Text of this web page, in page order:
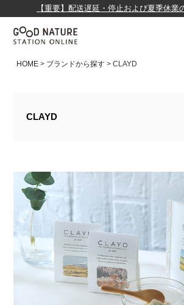
【重要】配送遅延・停止および夏季休
HOME ブランドから探す CLAYD
CLAYD